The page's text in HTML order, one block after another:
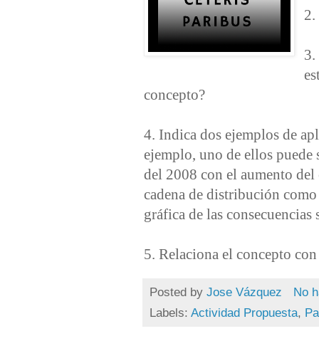
3.
concepto?
4. Indica dos ejemplos de
ejemplo, uno de ellos puede
del 2008 con el aumento del
cadena de distribución
gráfica de las
5. Relaciona el concepto
Posted by Jose Vázquez
No
Labels: Actividad Propuesta,